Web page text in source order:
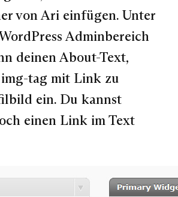
von Ari einfügen. Unter
Adminbereich
deinen About-Text,
img-tag mit Link zu
ein. Du kannst
einen Link im Text